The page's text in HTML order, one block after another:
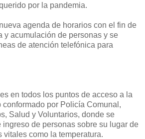
por la pandemia.
agenda de horarios con el fin de
y acumulación de personas y se
de atención telefónica para
en todos los puntos de acceso a la
por Policía Comunal,
Salud y Voluntarios, donde se
ingreso de personas sobre su lugar de
vitales como la temperatura.